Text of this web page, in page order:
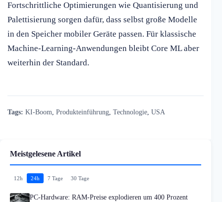
Fortschrittliche Optimierungen wie Quantisierung und
Palettisierung sorgen dafür, dass selbst große Modelle
in den Speicher mobiler Geräte passen. Für klassische
Machine-Learning-Anwendungen bleibt Core ML aber
weiterhin der Standard.
Tags: KI-Boom Produkteinführung Technologie USA
Meistgelesene Artikel
12h 24h 7 Tage 30 Tage
PC-Hardware: RAM-Preise explodieren um 400 Prozent